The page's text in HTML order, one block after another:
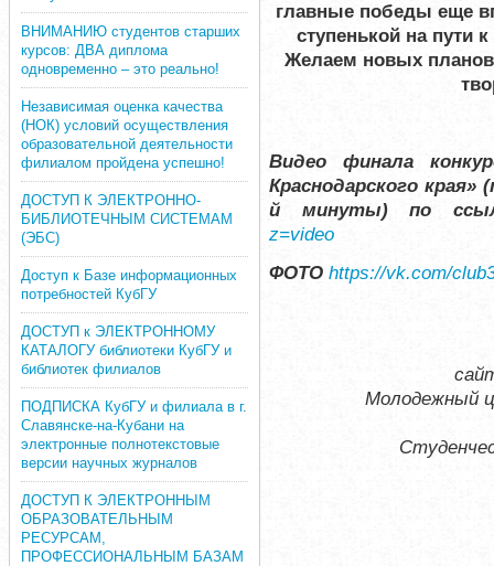
ВНИМАНИЮ студентов старших
курсов: ДВА диплома
одновременно – это реально!
Независимая оценка качества
(НОК) условий осуществления
образовательной деятельности
филиалом пройдена успешно!
ДОСТУП К ЭЛЕКТРОННО-
БИБЛИОТЕЧНЫМ СИСТЕМАМ
(ЭБС)
Доступ к Базе информационных
потребностей КубГУ
ДОСТУП к ЭЛЕКТРОННОМУ
КАТАЛОГУ библиотеки КубГУ и
библиотек филиалов
ПОДПИСКА КубГУ и филиала в г.
Славянске-на-Кубани на
электронные полнотекстовые
версии научных журналов
ДОСТУП К ЭЛЕКТРОННЫМ
ОБРАЗОВАТЕЛЬНЫМ
РЕСУРСАМ,
ПРОФЕССИОНАЛЬНЫМ БАЗАМ
главные победы еще
ступенькой на пути
Желаем новых планов
Видео финала
Краснодарского края»
й минуты) по
z=video
ФОТО https://vk.com/
Молодежный